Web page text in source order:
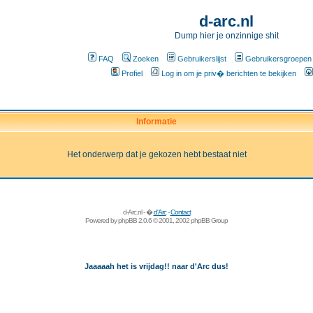
d-arc.nl
Dump hier je onzinnige shit
FAQ Zoeken Gebruikerslijst
Gebruikersgroepen
Profiel
Log in om je priv� berichten te bekijken
Informatie
Het onderwerp dat je gekozen hebt bestaat niet
d-Arc.nl - �d'Arc-Contact
Powered byphpBB2.0.6 © 2001, 2002 phpBB Group
Jaaaaah het is vrijdag!! naar d'Arc dus!